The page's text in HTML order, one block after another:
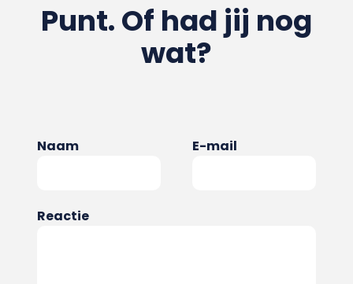
Punt. Of had jij nog
wat?
Naam E-mail
Reactie